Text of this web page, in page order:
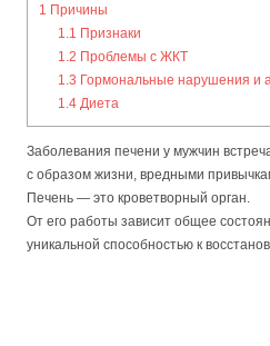
1 Причины
1.1 Признаки
1.2 Проблемы с ЖКТ
1.3 Гормональные нарушения и
1.4 Диета
Заболевания печени у мужчин
с образом жизни, вредными
Печень — это кроветворный орган.
От его работы зависит общее
уникальной способностью к